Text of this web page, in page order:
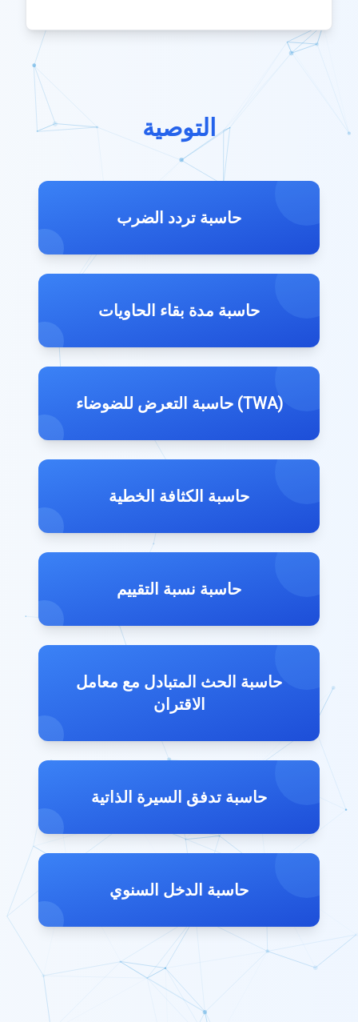
التوصية
حاسبة تردد الضرب
حاسبة مدة بقاء الحاويات
حاسبة التعرض للضوضاء (TWA)
حاسبة الكثافة الخطية
حاسبة نسبة التقييم
حاسبة الحث المتبادل مع معامل
الاقتران
حاسبة تدفق السيرة الذاتية
حاسبة الدخل السنوي